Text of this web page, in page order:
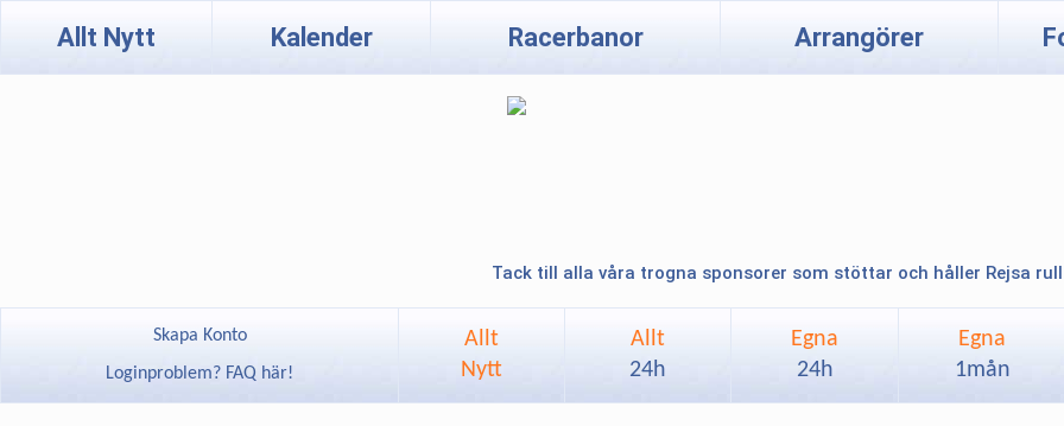
Allt Nytt Kalender Racerbanor Arrangörer
Tack till alla våra trogna sponsorer som stöttar och håller Rejsa
Skapa Konto
Loginproblem? FAQ här!
Allt
Nytt
Allt
24h
Egna
24h
Egna
1mån